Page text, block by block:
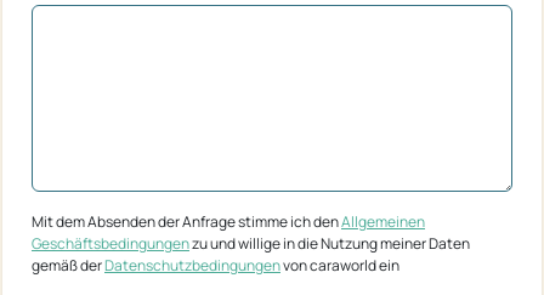
Mit dem Absenden der Anfrage stimme ich denAllgemeinen
Geschäftsbedingungenzu und willige in die Nutzung meiner Daten
gemäß derDatenschutzbedingungenvon caraworld ein